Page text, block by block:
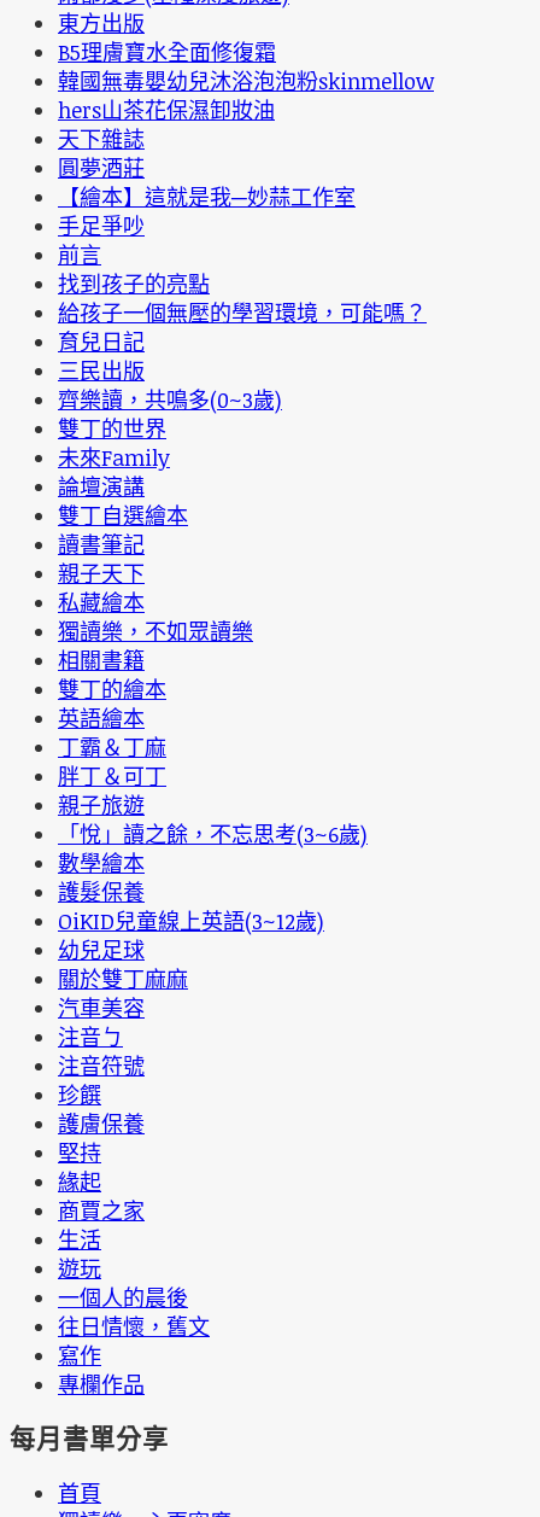
東方出版
B5理膚寶水全面修復霜
韓國無毒嬰幼兒沐浴泡泡粉skinmellow
hers山茶花保濕卸妝油
天下雜誌
圓夢酒莊
【繪本】這就是我─妙蒜工作室
手足爭吵
前言
找到孩子的亮點
給孩子一個無壓的學習環境，可能嗎？
育兒日記
三民出版
齊樂讀，共鳴多(0~3歲)
雙丁的世界
未來Family
論壇演講
雙丁自選繪本
讀書筆記
親子天下
私藏繪本
獨讀樂，不如眾讀樂
相關書籍
雙丁的繪本
英語繪本
丁霸＆丁麻
胖丁＆可丁
親子旅遊
「悅」讀之餘，不忘思考(3~6歲)
數學繪本
護髮保養
OiKID兒童線上英語(3~12歲)
幼兒足球
關於雙丁麻麻
汽車美容
注音ㄅ
注音符號
珍饌
護膚保養
堅持
緣起
商賈之家
生活
遊玩
一個人的晨後
往日情懷，舊文
寫作
專欄作品
每月書單分享
首頁